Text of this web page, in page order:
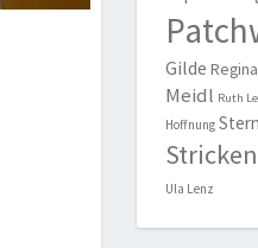
Gilde
Meidl Ruth
Hoffnung
Stricken
Ula Lenz